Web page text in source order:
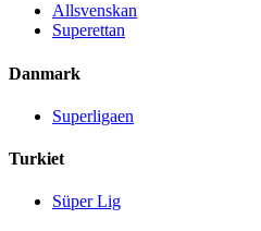
Allsvenskan
Superettan
Danmark
Superligaen
Turkiet
Süper Lig